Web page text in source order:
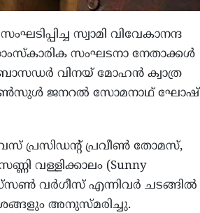
സ്വാമി വിവേകാനന്ദ
സംഘടനാ നേതാക്കൾ
വിനയ് മോഹൻ ക്വാത്ര
കോൺസുൾ ജനറൽ സോമനാഥ് ഘോഷ്
പ്രസിഡന്റ് പ്രവീൺ തോമസ്,
വള്ളിക്കാലം (Sunny
വർഗീസ് എന്നിവർ ചടങ്ങിൽ
അനുസ്മരിച്ചു.